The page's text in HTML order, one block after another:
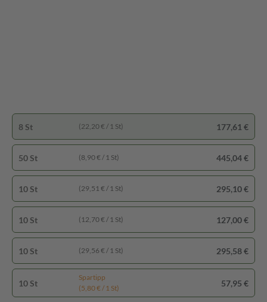
50 St (8,90 € / 1 St) 445,04 €
10 St (29,51 € / 1 St) 295,10 €
10 St (12,70 € / 1 St) 127,00 €
10 St (29,56 € / 1 St) 295,58 €
10 St
Spartipp
(5,80 € / 1 St)
57,95 €
8 St (22,20 € / 1 St) 177,61 €